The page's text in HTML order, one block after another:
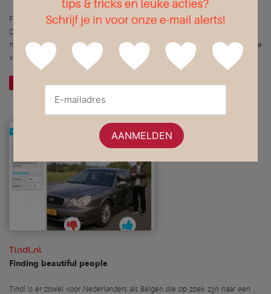
Floef is een frisse datingsite die je geen enkele verplichting zal opleggen.
De moderne uitstraling geeft de site een voorsprong en aangezien je tot
niks verplicht bent – en je je gratis mag inschrijven – is dit een goede optie
voor mensen op zoek naar liefde.
Website openen Meer informatie
Tindl.nl
Finding beautiful people
Tindl is er zowel voor Nederlanders als Belgen die op zoek zijn naar een